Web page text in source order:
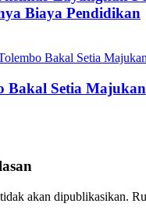
Biaya Pendidikan
Bakal Setia
akan dipublikasikan.